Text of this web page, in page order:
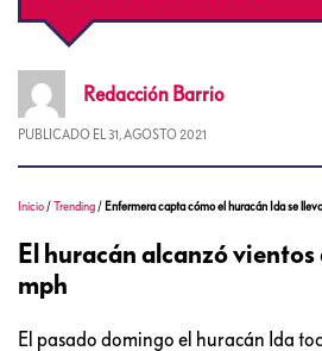
Redacción Barrio
PUBLICADO EL 31, AGOSTO 2021
Inicio /Trending / Enfermera capta cómo el huracán Ida se
El huracán alcanzó vientos
mph
El pasado domingo el huracán Ida